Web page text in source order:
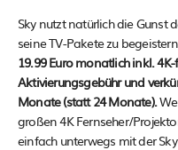
Sky nutzt natürlich die Gunst
seine TV-Pakete zu
19.99 Euro monatlich inkl.
Aktivierungsgebühr und
Monate (statt 24 Monate).
großen 4K Fernseher/
einfach unterwegs mit der